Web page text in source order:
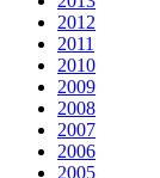
2012
2011
2010
2009
2008
2007
2006
2005